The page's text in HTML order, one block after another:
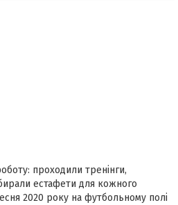
проходили тренінги,
естафети для кожного
2020 року на футбольному полі